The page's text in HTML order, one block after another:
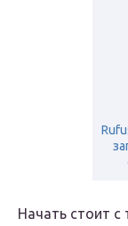
Начать стоит с